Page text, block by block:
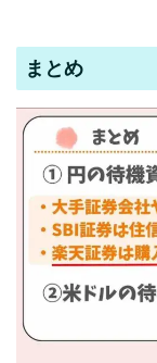
まとめ